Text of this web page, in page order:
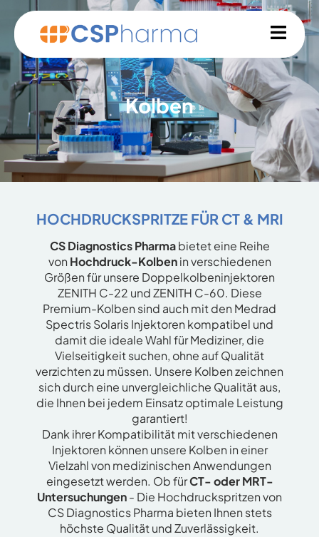
Kolben
HOCHDRUCKSPRITZE FÜR CT & MRI
CS Diagnostics Pharmabietet eine Reihe
von Hochdruck-Kolbenin verschiedenen
Größen für unsere Doppelkolbeninjektoren
ZENITH C-22 und ZENITH C-60. Diese
Premium-Kolben sind auch mit den Medrad
Spectris Solaris Injektoren kompatibel und
damit die ideale Wahl für Mediziner, die
Vielseitigkeit suchen, ohne auf Qualität
verzichten zu müssen. Unsere Kolben zeichnen
sich durch eine unvergleichliche Qualität aus,
die Ihnen bei jedem Einsatz optimale Leistung
garantiert!
Dank ihrer Kompatibilität mit verschiedenen
Injektoren können unsere Kolben in einer
Vielzahl von medizinischen Anwendungen
eingesetzt werden. Ob fürCT- oder MRT-
Untersuchungen- Die Hochdruckspritzen von
CS Diagnostics Pharma bieten Ihnen stets
höchste Qualität und Zuverlässigkeit.